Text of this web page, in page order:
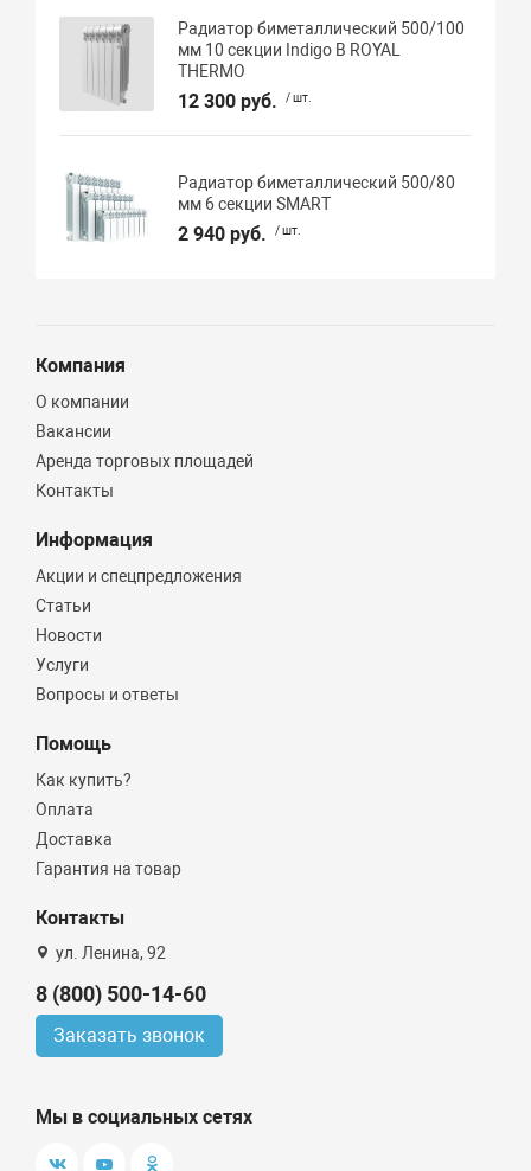
Радиатор биметаллический 500/100
мм 10 секции Indigo В ROYAL
THERMO
12 300 руб. / шт.
Радиатор биметаллический 500/80
мм 6 секции SMART
2 940 руб. / шт.
Компания
О компании
Вакансии
Аренда торговых площадей
Контакты
Информация
Акции и спецпредложения
Статьи
Новости
Услуги
Вопросы и ответы
Помощь
Как купить?
Оплата
Доставка
Гарантия на товар
Контакты
ул. Ленина, 92
8 (800) 500-14-60
Заказать звонок
Мы в социальных сетях